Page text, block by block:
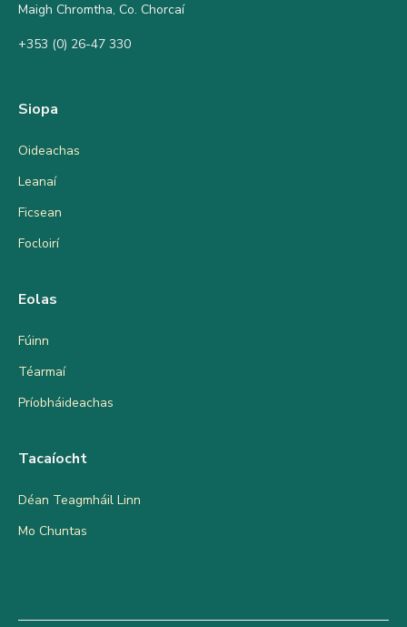
Maigh Chromtha, Co. Chorcaí
+353 (0) 26-47 330
Siopa
Oideachas
Leanaí
Ficsean
Focloirí
Eolas
Fúinn
Téarmaí
Príobháideachas
Tacaíocht
Déan Teagmháil Linn
Mo Chuntas